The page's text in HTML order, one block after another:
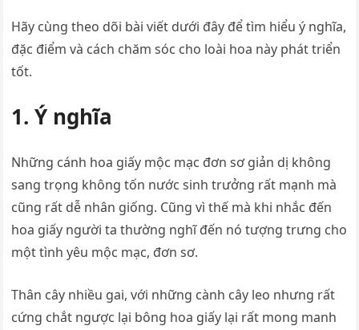
Hãy cùng theo dõi bài viết dưới đây để tìm hiểu ý nghĩa,
đặc điểm và cách chăm sóc cho loài hoa này phát triển
tốt.
1. Ý nghĩa
Những cánh hoa giấy mộc mạc đơn sơ giản dị không
sang trọng không tốn nước sinh trưởng rất mạnh mà
cũng rất dễ nhân giống. Cũng vì thế mà khi nhắc đến
hoa giấy người ta thường nghĩ đến nó tượng trưng cho
một tình yêu mộc mạc, đơn sơ.
Thân cây nhiều gai, với những cành cây leo nhưng rất
cứng chắt ngược lại bông hoa giấy lại rất mong manh